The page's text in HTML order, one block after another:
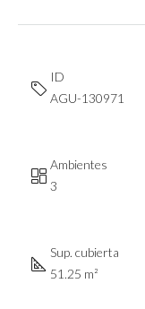
ID
AGU-130971
Ambientes
3
Sup. cubierta
51.25 m²